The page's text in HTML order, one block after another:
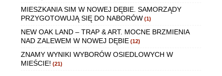
MIESZKANIA SIM W NOWEJ DĘBIE. SAMORZĄDY
PRZYGOTOWUJĄ SIĘ DO NABORÓW (1)
NEW OAK LAND – TRAP & ART. MOCNE BRZMIENIA
NAD ZALEWEM W NOWEJ DĘBIE (12)
ZNAMY WYNIKI WYBORÓW OSIEDLOWYCH W
MIEŚCIE! (21)